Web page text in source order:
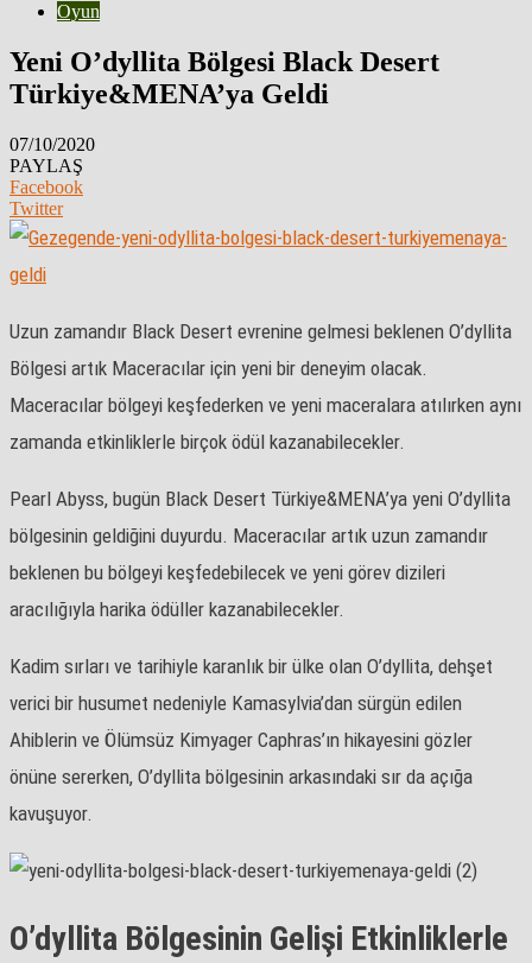
Oyun
Yeni O’dyllita Bölgesi Black Desert
Türkiye&MENA’ya Geldi
07/10/2020
PAYLAŞ
Facebook
Twitter
Uzun zamandır Black Desert evrenine gelmesi beklenen O’dyllita
Bölgesi artık Maceracılar için yeni bir deneyim olacak.
Maceracılar bölgeyi keşfederken ve yeni maceralara atılırken aynı
zamanda etkinliklerle birçok ödül kazanabilecekler.
Pearl Abyss, bugün Black Desert Türkiye&MENA’ya yeni O’dyllita
bölgesinin geldiğini duyurdu. Maceracılar artık uzun zamandır
beklenen bu bölgeyi keşfedebilecek ve yeni görev dizileri
aracılığıyla harika ödüller kazanabilecekler.
Kadim sırları ve tarihiyle karanlık bir ülke olan O’dyllita, dehşet
verici bir husumet nedeniyle Kamasylvia’dan sürgün edilen
Ahiblerin ve Ölümsüz Kimyager Caphras’ın hikayesini gözler
önüne sererken, O’dyllita bölgesinin arkasındaki sır da açığa
kavuşuyor.
O’dyllita Bölgesinin Gelişi Etkinliklerle